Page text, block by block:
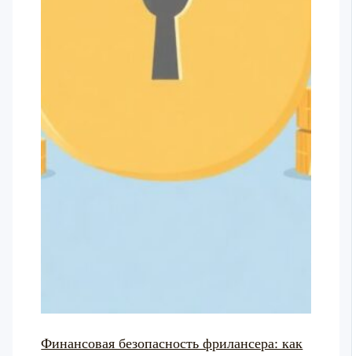
Финансовая безопасность фрилансера: как